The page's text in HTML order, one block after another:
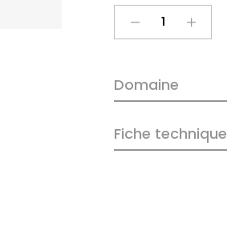
Vincent
Nuance
2025
quantity
Domaine
Fiche technique